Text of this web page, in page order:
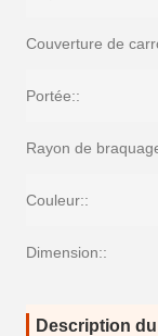
Couverture de
Portée::
Rayon de
Couleur::
Dimension::
Description